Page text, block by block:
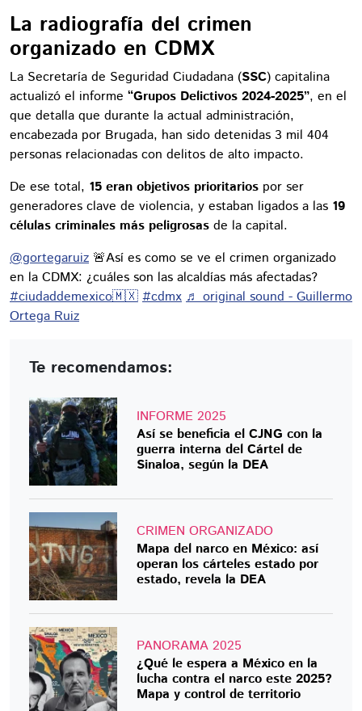
La radiografía del crimen
organizado en CDMX
La Secretaría de Seguridad Ciudadana (SSC) capitalina
actualizó el informe “Grupos Delictivos 2024-2025”, en el
que detalla que durante la actual administración,
encabezada por Brugada, han sido detenidas 3 mil 404
personas relacionadas con delitos de alto impacto.
De ese total, 15 eran objetivos prioritarios por ser
generadores clave de violencia, y estaban ligados a las 19
células criminales más peligrosas de la capital.
@gortegaruiz 🚨Así es como se ve el crimen organizado
en la CDMX: ¿cuáles son las alcaldías más afectadas?
#ciudaddemexico🇲🇽 #cdmx ♬ original sound - Guillermo
Ortega Ruiz
Te recomendamos:
INFORME 2025
Así se beneficia el CJNG con la
guerra interna del Cártel de
Sinaloa, según la DEA
CRIMEN ORGANIZADO
Mapa del narco en México: así
operan los cárteles estado por
estado, revela la DEA
PANORAMA 2025
¿Qué le espera a México en la
lucha contra el narco este 2025?
Mapa y control de territorio